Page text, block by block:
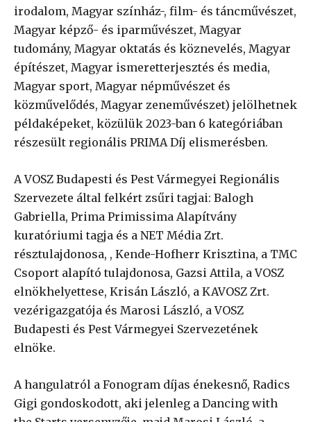
irodalom, Magyar színház-, film- és táncművészet,
Magyar képző- és iparművészet, Magyar
tudomány, Magyar oktatás és köznevelés, Magyar
építészet, Magyar ismeretterjesztés és media,
Magyar sport, Magyar népművészet és
közművelődés, Magyar zeneművészet) jelölhetnek
példaképeket, közülük 2023-ban 6 kategóriában
részesült regionális PRIMA Díj elismerésben.
A VOSZ Budapesti és Pest Vármegyei Regionális
Szervezete által felkért zsűri tagjai: Balogh
Gabriella, Prima Primissima Alapítvány
kuratóriumi tagja és a NET Média Zrt.
résztulajdonosa, , Kende-Hofherr Krisztina, a TMC
Csoport alapító tulajdonosa, Gazsi Attila, a VOSZ
elnökhelyettese, Krisán László, a KAVOSZ Zrt.
vezérigazgatója és Marosi László, a VOSZ
Budapesti és Pest Vármegyei Szervezetének
elnöke.
A hangulatról a Fonogram díjas énekesnő, Radics
Gigi gondoskodott, aki jelenleg a Dancing with